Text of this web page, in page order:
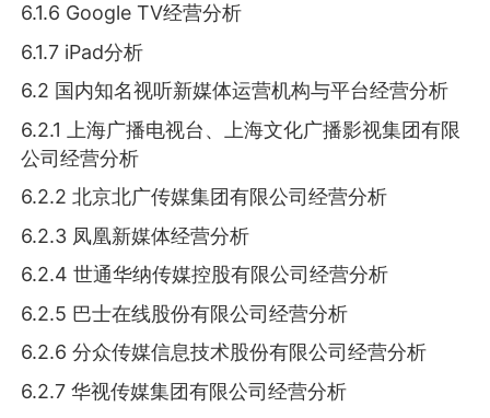
6.1.6 Google TV经营分析
6.1.7 iPad分析
6.2 国内知名视听新媒体运营机构与平台经营分析
6.2.1 上海广播电视台、上海文化广播影视集团有限
公司经营分析
6.2.2 北京北广传媒集团有限公司经营分析
6.2.3 凤凰新媒体经营分析
6.2.4 世通华纳传媒控股有限公司经营分析
6.2.5 巴士在线股份有限公司经营分析
6.2.6 分众传媒信息技术股份有限公司经营分析
6.2.7 华视传媒集团有限公司经营分析